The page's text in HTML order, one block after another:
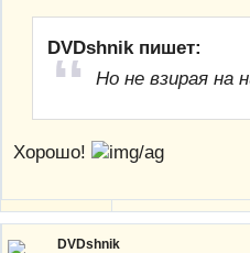
DVDshnik пишет:
Но не взирая на
Хорошо!
DVDshnik